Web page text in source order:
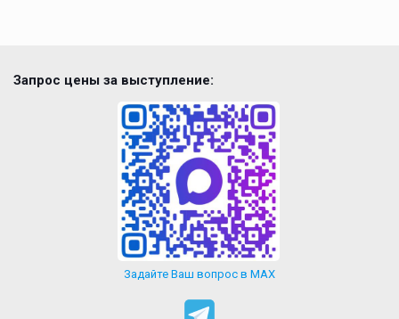
Запрос цены за выступление:
Задайте Ваш вопрос в MAX